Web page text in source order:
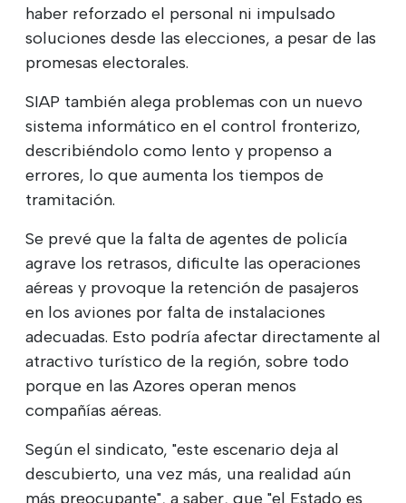
haber reforzado el personal ni impulsado
soluciones desde las elecciones, a pesar de las
promesas electorales.
SIAP también alega problemas con un nuevo
sistema informático en el control fronterizo,
describiéndolo como lento y propenso a
errores, lo que aumenta los tiempos de
tramitación.
Se prevé que la falta de agentes de policía
agrave los retrasos, dificulte las operaciones
aéreas y provoque la retención de pasajeros
en los aviones por falta de instalaciones
adecuadas. Esto podría afectar directamente al
atractivo turístico de la región, sobre todo
porque en las Azores operan menos
compañías aéreas.
Según el sindicato, "este escenario deja al
descubierto, una vez más, una realidad aún
más preocupante", a saber, que "el Estado es